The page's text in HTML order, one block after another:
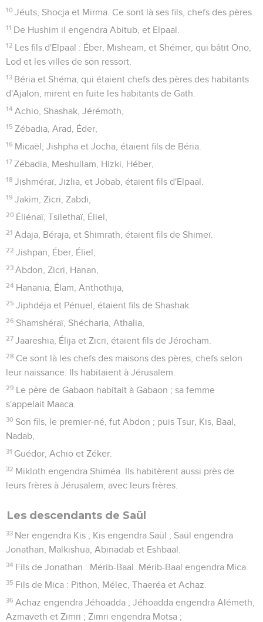
10 Jéuts, Shocja et Mirma. Ce sont là ses fils, chefs des pères.
11 De Hushim il engendra Abitub, et Elpaal.
12 Les fils d'Elpaal : Éber, Misheam, et Shémer, qui bâtit Ono,
Lod et les villes de son ressort.
13 Béria et Shéma, qui étaient chefs des pères des habitants
d'Ajalon, mirent en fuite les habitants de Gath.
14 Achio, Shashak, Jérémoth,
15 Zébadia, Arad, Éder,
16 Micaël, Jishpha et Jocha, étaient fils de Béria.
17 Zébadia, Meshullam, Hizki, Héber,
18 Jishméraï, Jizlia, et Jobab, étaient fils d'Elpaal.
19 Jakim, Zicri, Zabdi,
20 Éliénaï, Tsilethaï, Éliel,
21 Adaja, Béraja, et Shimrath, étaient fils de Shimeï.
22 Jishpan, Éber, Éliel,
23 Abdon, Zicri, Hanan,
24 Hanania, Élam, Anthothija,
25 Jiphdéja et Pénuel, étaient fils de Shashak.
26 Shamshéraï, Shécharia, Athalia,
27 Jaareshia, Élija et Zicri, étaient fils de Jérocham.
28 Ce sont là les chefs des maisons des pères, chefs selon
leur naissance. Ils habitaient à Jérusalem.
29 Le père de Gabaon habitait à Gabaon ; sa femme
s'appelait Maaca.
30 Son fils, le premier-né, fut Abdon ; puis Tsur, Kis, Baal,
Nadab,
31 Guédor, Achio et Zéker.
32 Mikloth engendra Shiméa. Ils habitèrent aussi près de
leurs frères à Jérusalem, avec leurs frères.
Les descendants de Saül
33 Ner engendra Kis ; Kis engendra Saül ; Saül engendra
Jonathan, Malkishua, Abinadab et Eshbaal.
34 Fils de Jonathan : Mérib-Baal. Mérib-Baal engendra Mica.
35 Fils de Mica : Pithon, Mélec, Thaeréa et Achaz.
36 Achaz engendra Jéhoadda ; Jéhoadda engendra Alémeth,
Azmaveth et Zimri ; Zimri engendra Motsa ;